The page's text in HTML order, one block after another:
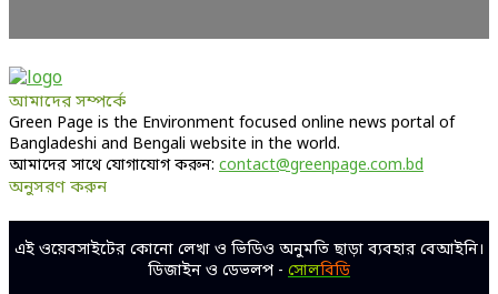
আমাদের সম্পর্কে
Green Page is the Environment focused online news portal of
Bangladeshi and Bengali website in the world.
আমাদের সাথে যোগাযোগ করুন: contact@greenpage.com.bd
অনুসরণ করুন
এই ওয়েবসাইটের কোনো লেখা ও ভিডিও অনুমতি ছাড়া ব্যবহার বেআইনি।
ডিজাইন ও ডেভলপ - সোলবিডি